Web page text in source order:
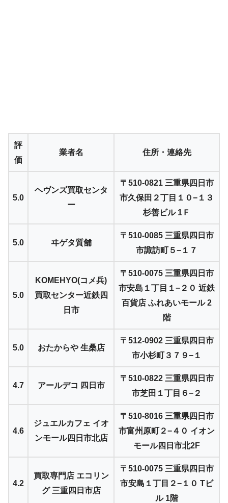
評
価
業者名 住所・連絡先
5.0
ヘヴンズ買取センタ
ー
〒510-0821 三重県四日市
市久保田２丁目１０−１３
杉善ビル 1Ｆ
5.0 ヰゲタ質舗
〒510-0085 三重県四日市
市諏訪町５−１７
5.0
KOMEHYO(コメ兵)
買取センター近鉄四
日市
〒510-0075 三重県四日市
市安島１丁目１−２０ 近鉄
百貨店 ふれあいモール 2
階
5.0 おたからや 生桑店
〒512-0902 三重県四日市
市小杉町３７９−１
4.7 アールデコ 四日市
〒510-0822 三重県四日市
市芝田１丁目６−２
4.6
ジュエルカフェ イオ
ンモール四日市北店
〒510-8016 三重県四日市
市富州原町２−４０ イオン
モール四日市北2F
4.2
買取専門店 エコリン
グ 三重四日市店
〒510-0075 三重県四日市
市安島１丁目２−１０ Tビ
ル 1階